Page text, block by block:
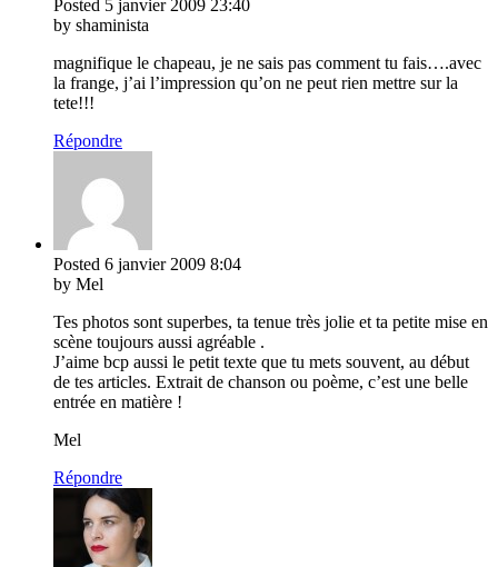
Posted 5 janvier 2009 23:40
by shaminista
magnifique le chapeau, je ne sais pas comment tu fais….avec
la frange, j’ai l’impression qu’on ne peut rien mettre sur la
tete!!!
Répondre
Posted 6 janvier 2009 8:04
by Mel
Tes photos sont superbes, ta tenue très jolie et ta petite mise en
scène toujours aussi agréable .
J’aime bcp aussi le petit texte que tu mets souvent, au début
de tes articles. Extrait de chanson ou poème, c’est une belle
entrée en matière !
Mel
Répondre